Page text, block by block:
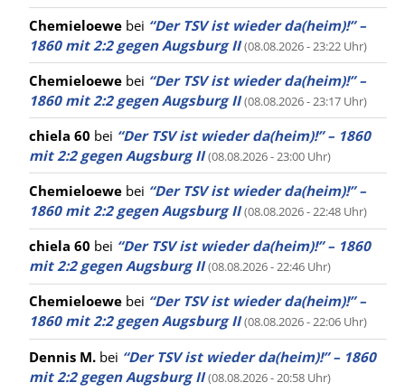
Chemieloewe bei “Der TSV ist wieder da(heim)!” –
1860 mit 2:2 gegen Augsburg II (08.08.2026 - 23:22 Uhr)
Chemieloewe bei “Der TSV ist wieder da(heim)!” –
1860 mit 2:2 gegen Augsburg II (08.08.2026 - 23:17 Uhr)
chiela 60 bei “Der TSV ist wieder da(heim)!” – 1860
mit 2:2 gegen Augsburg II (08.08.2026 - 23:00 Uhr)
Chemieloewe bei “Der TSV ist wieder da(heim)!” –
1860 mit 2:2 gegen Augsburg II (08.08.2026 - 22:48 Uhr)
chiela 60 bei “Der TSV ist wieder da(heim)!” – 1860
mit 2:2 gegen Augsburg II (08.08.2026 - 22:46 Uhr)
Chemieloewe bei “Der TSV ist wieder da(heim)!” –
1860 mit 2:2 gegen Augsburg II (08.08.2026 - 22:06 Uhr)
Dennis M. bei “Der TSV ist wieder da(heim)!” – 1860
mit 2:2 gegen Augsburg II (08.08.2026 - 20:58 Uhr)